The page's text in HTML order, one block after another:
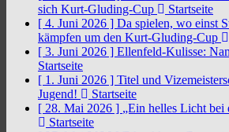
sich Kurt-Gluding-Cup
Startseite
[ 4. Juni 2026 ] Da spielen, wo einst
kämpfen um den Kurt-Gluding-Cup
[ 3. Juni 2026 ] Ellenfeld-Kulisse:
Startseite
[ 1. Juni 2026 ] Titel und
Jugend!
Startseite
[ 28. Mai 2026 ] „Ein helles Licht bei
Startseite